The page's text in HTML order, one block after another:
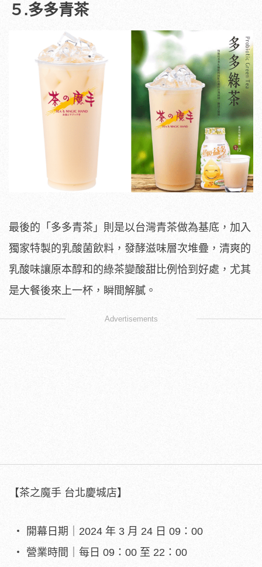
５.多多青茶
最後的「多多青茶」則是以台灣青茶做為基底，加入
獨家特製的乳酸菌飲料，發酵滋味層次堆疊，清爽的
乳酸味讓原本醇和的綠茶變酸甜比例恰到好處，尤其
是大餐後來上一杯，瞬間解膩。
Advertisements
【茶之魔手 台北慶城店】
開幕日期｜2024 年 3 月 24 日 09：00
營業時間｜每日 09：00 至 22：00